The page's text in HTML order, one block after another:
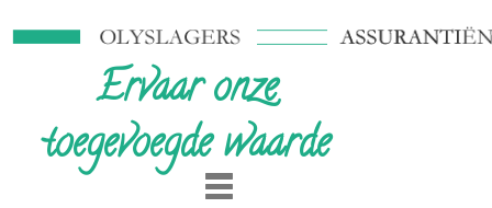
Ervaar onze
toegevoegde waarde